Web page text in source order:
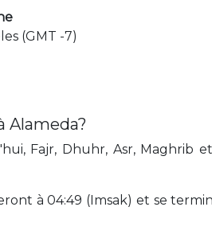
(GMT -7)
Alameda?
Fajr, Dhuhr, Asr, Maghrib
à 04:49 (Imsak) et se